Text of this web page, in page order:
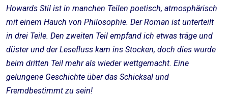
Howards Stil ist in manchen Teilen poetisch, atmosphärisch
mit einem Hauch von Philosophie. Der Roman ist unterteilt
in drei Teile. Den zweiten Teil empfand ich etwas träge und
düster und der Lesefluss kam ins Stocken, doch dies wurde
beim dritten Teil mehr als wieder wettgemacht. Eine
gelungene Geschichte über das Schicksal und
Fremdbestimmt zu sein!